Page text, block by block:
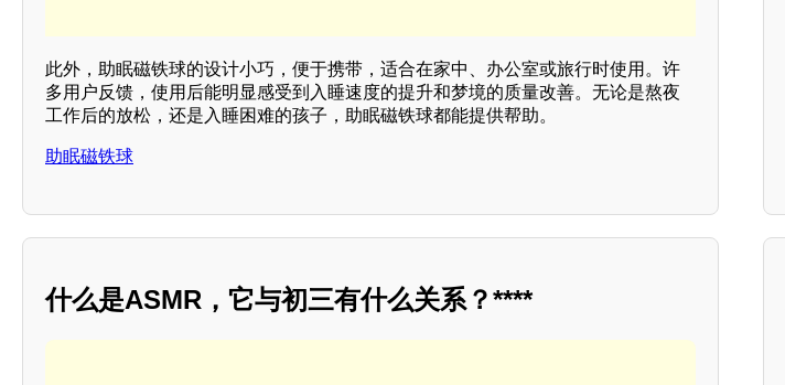
此外，助眠磁铁球的设计小巧，便于携带，适合在家中、办公室或旅行时使用。许
多用户反馈，使用后能明显感受到入睡速度的提升和梦境的质量改善。无论是熬夜
工作后的放松，还是入睡困难的孩子，助眠磁铁球都能提供帮助。
助眠磁铁球
什么是ASMR，它与初三有什么关系？****